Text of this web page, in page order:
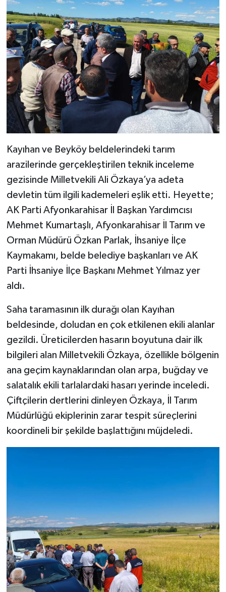
Kayıhan ve Beyköy beldelerindeki tarım
arazilerinde gerçekleştirilen teknik inceleme
gezisinde Milletvekili Ali Özkaya’ya adeta
devletin tüm ilgili kademeleri eşlik etti. Heyette;
AK Parti Afyonkarahisar İl Başkan Yardımcısı
Mehmet Kumartaşlı, Afyonkarahisar İl Tarım ve
Orman Müdürü Özkan Parlak, İhsaniye İlçe
Kaymakamı, belde belediye başkanları ve AK
Parti İhsaniye İlçe Başkanı Mehmet Yılmaz yer
aldı.
Saha taramasının ilk durağı olan Kayıhan
beldesinde, doludan en çok etkilenen ekili alanlar
gezildi. Üreticilerden hasarın boyutuna dair ilk
bilgileri alan Milletvekili Özkaya, özellikle bölgenin
ana geçim kaynaklarından olan arpa, buğday ve
salatalık ekili tarlalardaki hasarı yerinde inceledi.
Çiftçilerin dertlerini dinleyen Özkaya, İl Tarım
Müdürlüğü ekiplerinin zarar tespit süreçlerini
koordineli bir şekilde başlattığını müjdeledi.